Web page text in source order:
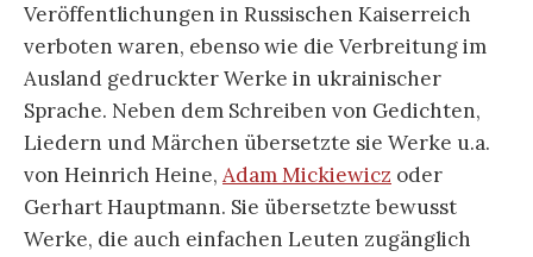
Veröffentlichungen in Russischen Kaiserreich
verboten waren, ebenso wie die Verbreitung im
Ausland gedruckter Werke in ukrainischer
Sprache. Neben dem Schreiben von Gedichten,
Liedern und Märchen übersetzte sie Werke u.a.
von Heinrich Heine, Adam Mickiewicz oder
Gerhart Hauptmann. Sie übersetzte bewusst
Werke, die auch einfachen Leuten zugänglich